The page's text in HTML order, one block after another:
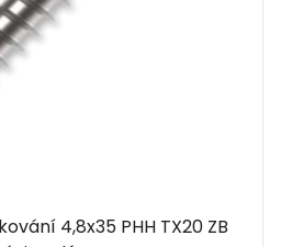
4,8x35 PHH TX20 ZB